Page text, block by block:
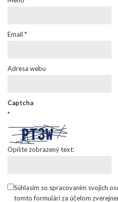
Email *
Adresa webu
Captcha
*
Opíšte zobrazený text:
Súhlasím so spracovaním svojich
tomto formulári za účelom